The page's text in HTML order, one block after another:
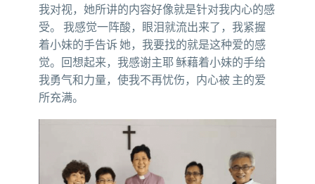
我对视，她所讲的内容好像就是针对我内心的感
受。 我感觉一阵酸，眼泪就流出来了，我紧握
着小妹的手告诉 她，我要找的就是这种爱的感
觉。回想起来，我感谢主耶 稣藉着小妹的手给
我勇气和力量，使我不再忧伤，内心被 主的爱
所充满。